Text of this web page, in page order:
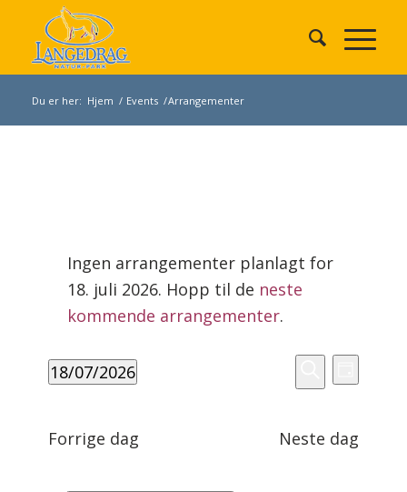
Du er her: Hjem / Events /Arrangementer
den
18.
juli
2026
Merknad
Ingen arrangementer planlagt for
18. juli 2026. Hopp til de neste
kommende arrangementer.
Search
and
Navigation
Søk
Views
Dag
18/07/2026
Forrige dag Neste dag